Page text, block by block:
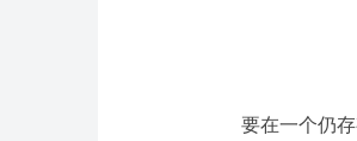
要在一个仍